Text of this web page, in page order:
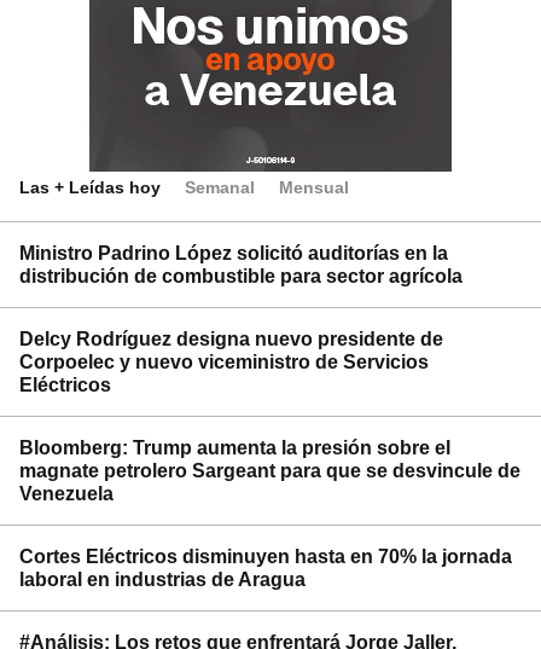
Las + Leídas hoy Semanal Mensual
Ministro Padrino López solicitó auditorías en la
distribución de combustible para sector agrícola
Delcy Rodríguez designa nuevo presidente de
Corpoelec y nuevo viceministro de Servicios
Eléctricos
Bloomberg: Trump aumenta la presión sobre el
magnate petrolero Sargeant para que se desvincule de
Venezuela
Cortes Eléctricos disminuyen hasta en 70% la jornada
laboral en industrias de Aragua
#Análisis: Los retos que enfrentará Jorge Jaller,